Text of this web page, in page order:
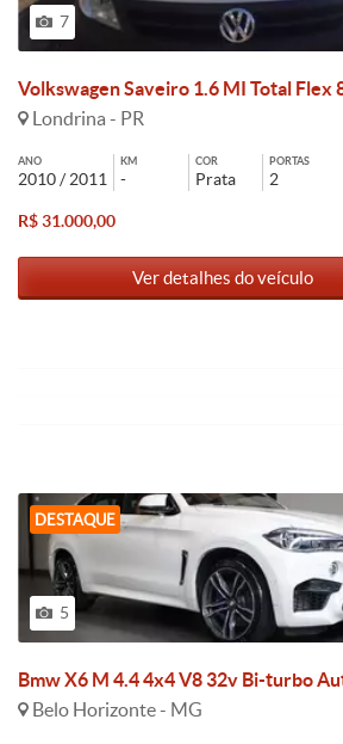
7
Volkswagen Saveiro 1.6 MI Total Flex
Londrina - PR
ANO
2010 / 2011
KM
-
COR
Prata
PORTAS
2
R$ 31.000,00
Ver detalhes do veículo
DESTAQUE
5
Bmw X6 M 4.4 4x4 V8 32v Bi-turbo
Belo Horizonte - MG